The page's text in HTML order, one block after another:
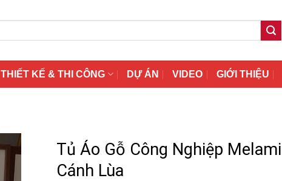
THIẾT KẾ & THI CÔNG DỰ ÁN VIDEO GIỚI THIỆU
Tủ Áo Gỗ Công Nghiệp
Cánh Lùa